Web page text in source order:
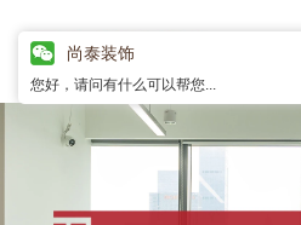
尚泰装饰
您好，请问有什么可以帮您...